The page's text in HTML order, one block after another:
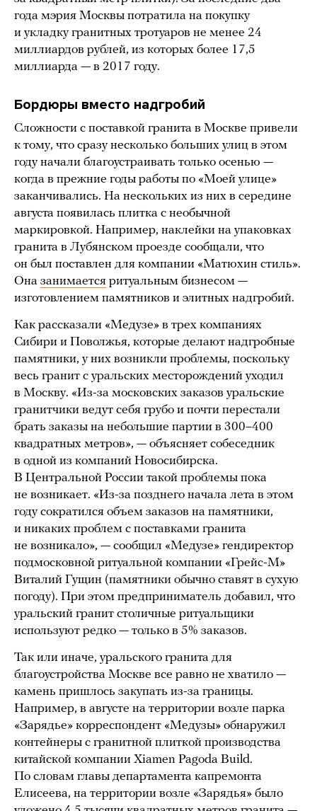
года мэрия Москвы потратила на покупку
и укладку гранитных тротуаров не менее 24
миллиардов рублей, из которых более 17,5
миллиарда — в 2017 году.
Бордюры вместо надгробий
Сложности с поставкой гранита в Москве привели
к тому, что сразу несколько больших улиц в этом
году начали благоустраивать только осенью —
когда в прежние годы работы по «Моей улице»
заканчивались. На нескольких из них в середине
августа появилась плитка с необычной
маркировкой. Например, наклейки на упаковках
гранита в Лубянском проезде сообщали, что
он был поставлен для компании «Матюхин стиль».
Она занимается ритуальным бизнесом —
изготовлением памятников и элитных надгробий.
Как рассказали «Медузе» в трех компаниях
Сибири и Поволжья, которые делают надгробные
памятники, у них возникли проблемы, поскольку
весь гранит с уральских месторождений уходил
в Москву. «Из-за московских заказов уральские
гранитчики ведут себя грубо и почти перестали
брать заказы на небольшие партии в 300–400
квадратных метров», — объясняет собеседник
в одной из компаний Новосибирска.
В Центральной России такой проблемы пока
не возникает. «Из-за позднего начала лета в этом
году сократился объем заказов на памятники,
и никаких проблем с поставками гранита
не возникало», — сообщил «Медузе» гендиректор
подмосковной ритуальной компании «Грейс-М»
Виталий Гущин (памятники обычно ставят в сухую
погоду). При этом предприниматель добавил, что
уральский гранит столичные ритуальщики
используют редко — только в 5% заказов.
Так или иначе, уральского гранита для
благоустройства Москве все равно не хватило —
камень пришлось закупать из-за границы.
Например, в августе на территории возле парка
«Зарядье» корреспондент «Медузы» обнаружил
контейнеры с гранитной плиткой производства
китайской компании Xiamen Pagoda Build.
По словам главы департамента капремонта
Елисеева, на территории возле «Зарядья» было